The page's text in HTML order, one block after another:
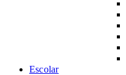
Escolar